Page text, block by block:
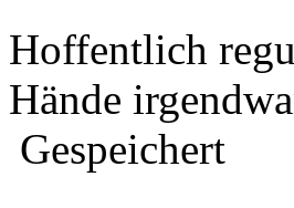
Hoffentlich
Hände
Gespeichert